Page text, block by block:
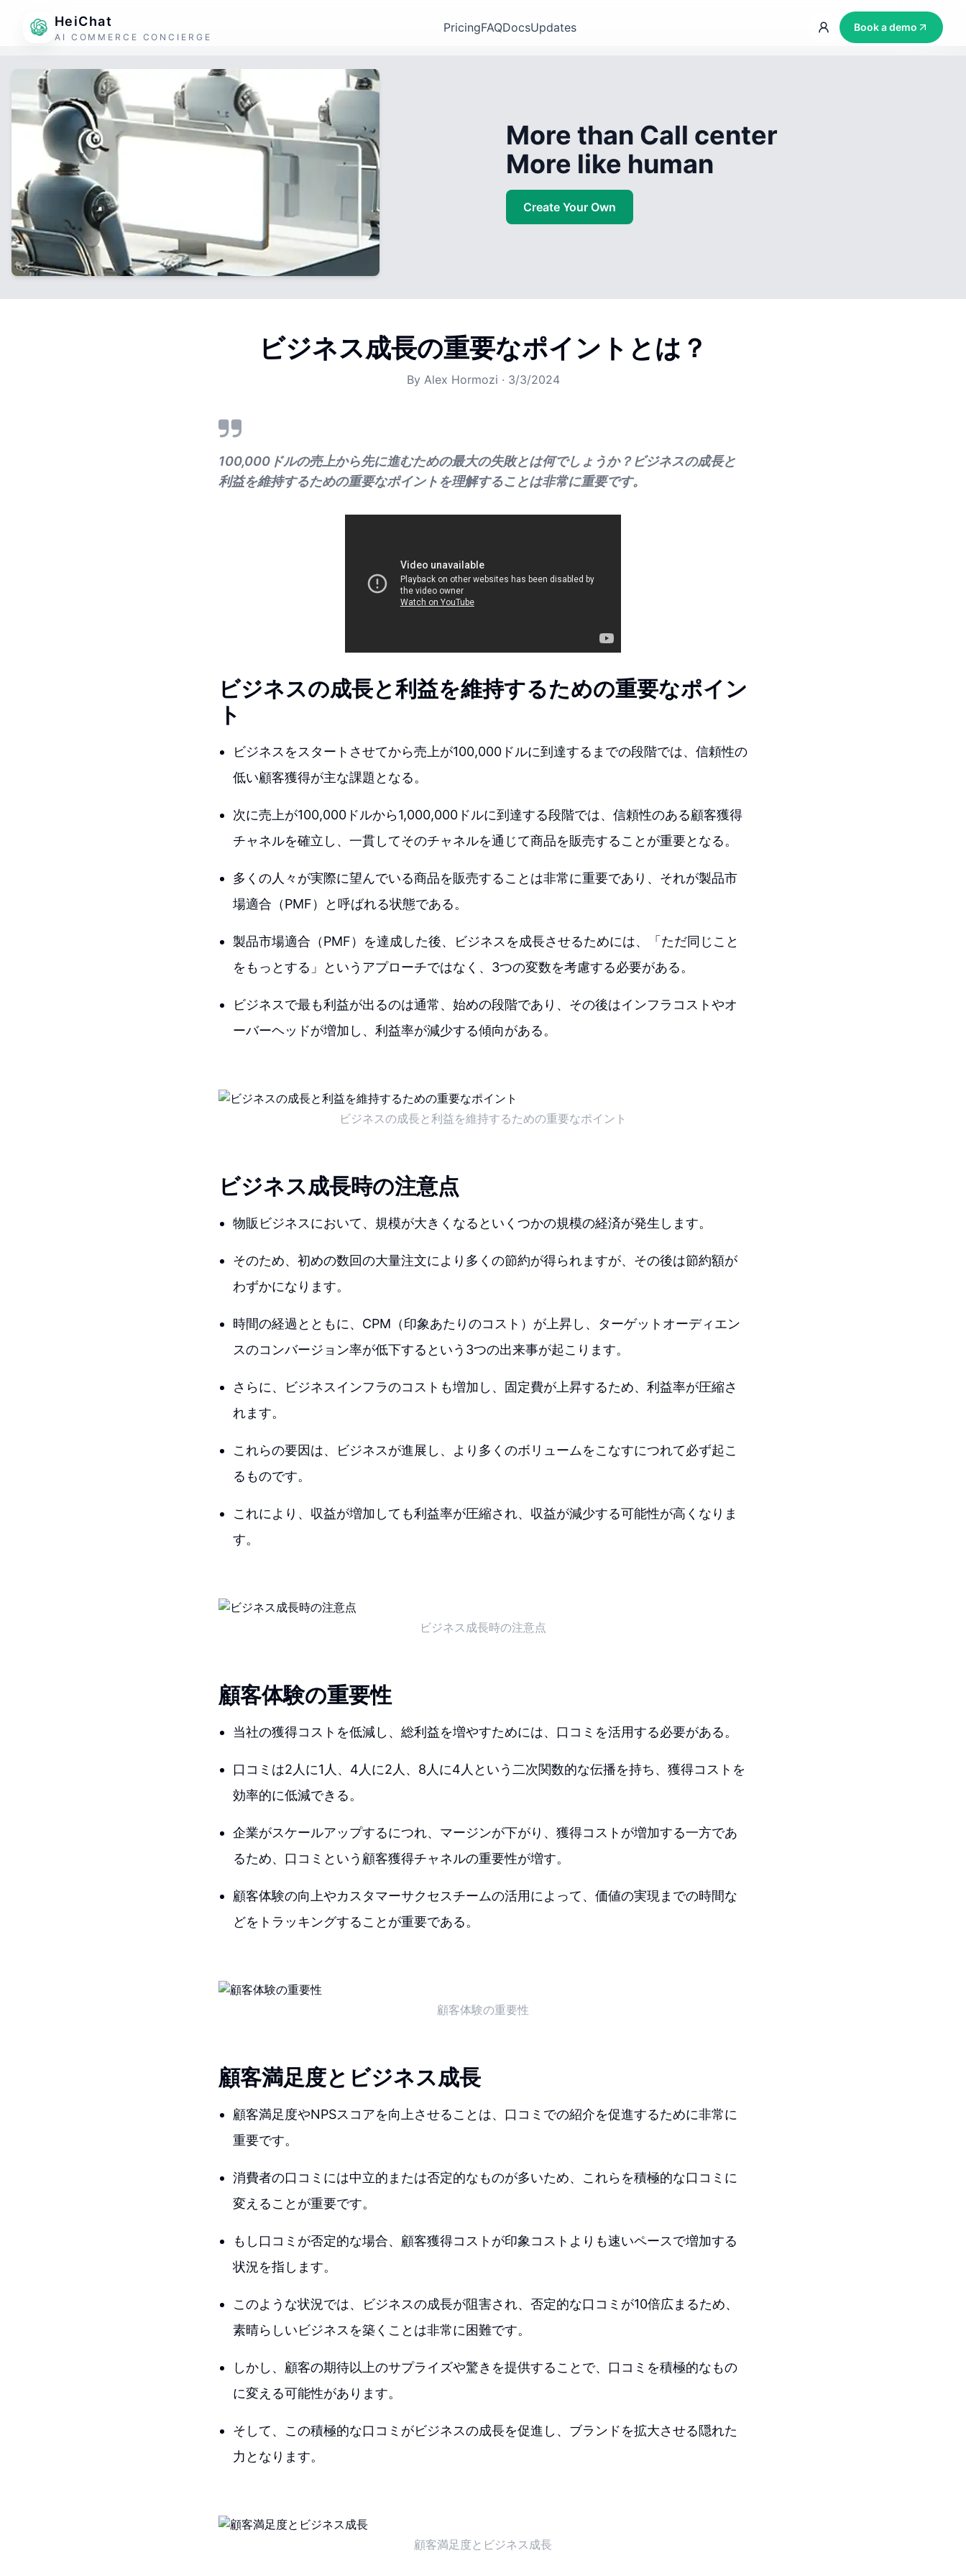
HeiChat
AI COMMERCE CONCIERGE
PricingFAQDocsUpdates Book a demo
More than Call center
More like human
Create Your Own
ビジネス成長の重要なポイントとは？
By Alex Hormozi · 3/3/2024
100,000ドルの売上から先に進むための最大の失敗とは何でしょうか？ビジネスの成長と
利益を維持するための重要なポイントを理解することは非常に重要です。
ビジネスの成長と利益を維持するための重要なポイン
ト
ビジネスをスタートさせてから売上が100,000ドルに到達するまでの段階では、信頼性の
低い顧客獲得が主な課題となる。
次に売上が100,000ドルから1,000,000ドルに到達する段階では、信頼性のある顧客獲得
チャネルを確立し、一貫してそのチャネルを通じて商品を販売することが重要となる。
多くの人々が実際に望んでいる商品を販売することは非常に重要であり、それが製品市
場適合（PMF）と呼ばれる状態である。
製品市場適合（PMF）を達成した後、ビジネスを成長させるためには、「ただ同じこと
をもっとする」というアプローチではなく、3つの変数を考慮する必要がある。
ビジネスで最も利益が出るのは通常、始めの段階であり、その後はインフラコストやオ
ーバーヘッドが増加し、利益率が減少する傾向がある。
ビジネスの成長と利益を維持するための重要なポイント
ビジネス成長時の注意点
物販ビジネスにおいて、規模が大きくなるといくつかの規模の経済が発生します。
そのため、初めの数回の大量注文により多くの節約が得られますが、その後は節約額が
わずかになります。
時間の経過とともに、CPM（印象あたりのコスト）が上昇し、ターゲットオーディエン
スのコンバージョン率が低下するという3つの出来事が起こります。
さらに、ビジネスインフラのコストも増加し、固定費が上昇するため、利益率が圧縮さ
れます。
これらの要因は、ビジネスが進展し、より多くのボリュームをこなすにつれて必ず起こ
るものです。
これにより、収益が増加しても利益率が圧縮され、収益が減少する可能性が高くなりま
す。
ビジネス成長時の注意点
顧客体験の重要性
当社の獲得コストを低減し、総利益を増やすためには、口コミを活用する必要がある。
口コミは2人に1人、4人に2人、8人に4人という二次関数的な伝播を持ち、獲得コストを
効率的に低減できる。
企業がスケールアップするにつれ、マージンが下がり、獲得コストが増加する一方であ
るため、口コミという顧客獲得チャネルの重要性が増す。
顧客体験の向上やカスタマーサクセスチームの活用によって、価値の実現までの時間な
どをトラッキングすることが重要である。
顧客体験の重要性
顧客満足度とビジネス成長
顧客満足度やNPSスコアを向上させることは、口コミでの紹介を促進するために非常に
重要です。
消費者の口コミには中立的または否定的なものが多いため、これらを積極的な口コミに
変えることが重要です。
もし口コミが否定的な場合、顧客獲得コストが印象コストよりも速いペースで増加する
状況を指します。
このような状況では、ビジネスの成長が阻害され、否定的な口コミが10倍広まるため、
素晴らしいビジネスを築くことは非常に困難です。
しかし、顧客の期待以上のサプライズや驚きを提供することで、口コミを積極的なもの
に変える可能性があります。
そして、この積極的な口コミがビジネスの成長を促進し、ブランドを拡大させる隠れた
力となります。
顧客満足度とビジネス成長